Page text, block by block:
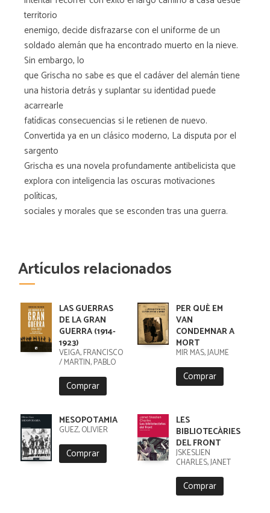
territorio
enemigo, decide disfrazarse con el uniforme de un
soldado alemán que ha encontrado muerto en la nieve.
Sin embargo, lo
que Grischa no sabe es que el cadáver del alemán tiene
una historia detrás y suplantar su identidad puede
acarrearle
fatídicas consecuencias si le retienen de nuevo.
Convertida ya en un clásico moderno, La disputa por el
sargento
Grischa es una novela profundamente antibelicista que
explora con inteligencia las oscuras motivaciones
políticas,
sociales y morales que se esconden tras una guerra.
Artículos relacionados
LAS GUERRAS
DE LA GRAN
GUERRA (1914-
1923)
VEIGA, FRANCISCO
/ MARTIN, PABLO
Comprar
PER QUÈ EM
VAN
CONDEMNAR A
MORT
MIR MAS, JAUME
Comprar
MESOPOTAMIA
GUEZ, OLIVIER
Comprar
LES
BIBLIOTECÀRIES
DEL FRONT
JSKESLIEN
CHARLES, JANET
Comprar